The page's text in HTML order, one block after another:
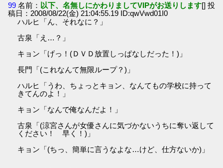
99 名前： 以下、名無しにかわりましてVIPがお送りします[] 投
稿日：2008/08/22(金) 21:04:55.19 ID:qwVwd01I0
ハルヒ「ん、それなに？」
古泉「え…？」
キョン「げっ！(ＤＶＤ放置しっぱなしだった！)」
長門「(これなんて無限ループ？)」
ハルヒ「うわ、ちょっとキョン、なんてもの学校に持って
きてんのよ！」
キョン「なんで俺なんだよ！」
古泉「(涼宮さんが女優さんに気づかないうちに奪い返して
ください！ 早く！)」
キョン「(ちっ、簡単に言うなよな…けど、仕方ないか)」